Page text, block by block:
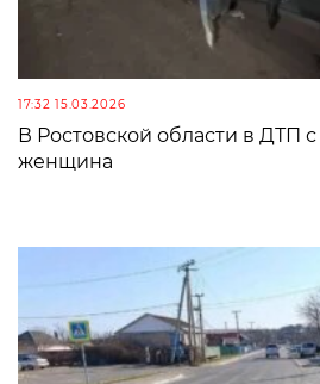
17:32 15.03.2026
В Ростовской области в ДТП
женщина